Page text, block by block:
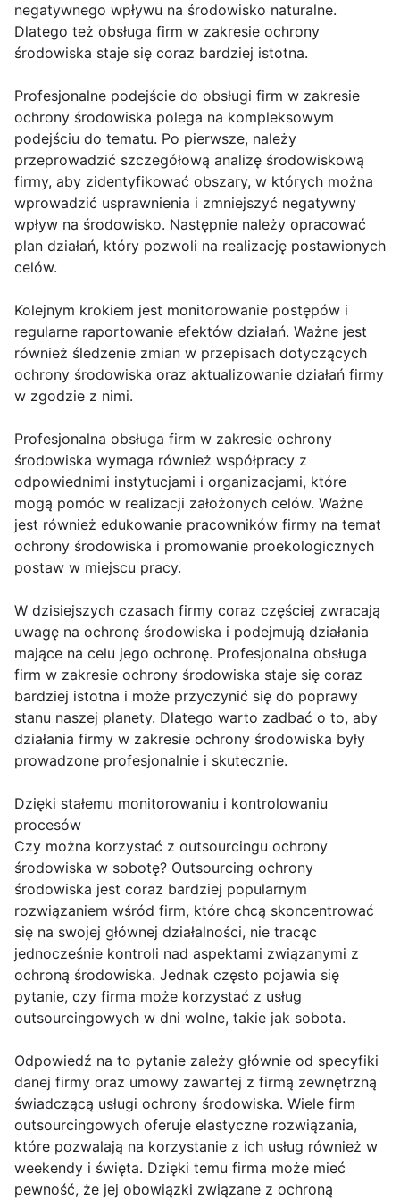
negatywnego wpływu na środowisko naturalne.
Dlatego też obsługa firm w zakresie ochrony
środowiska staje się coraz bardziej istotna.
Profesjonalne podejście do obsługi firm w zakresie
ochrony środowiska polega na kompleksowym
podejściu do tematu. Po pierwsze, należy
przeprowadzić szczegółową analizę środowiskową
firmy, aby zidentyfikować obszary, w których można
wprowadzić usprawnienia i zmniejszyć negatywny
wpływ na środowisko. Następnie należy opracować
plan działań, który pozwoli na realizację postawionych
celów.
Kolejnym krokiem jest monitorowanie postępów i
regularne raportowanie efektów działań. Ważne jest
również śledzenie zmian w przepisach dotyczących
ochrony środowiska oraz aktualizowanie działań firmy
w zgodzie z nimi.
Profesjonalna obsługa firm w zakresie ochrony
środowiska wymaga również współpracy z
odpowiednimi instytucjami i organizacjami, które
mogą pomóc w realizacji założonych celów. Ważne
jest również edukowanie pracowników firmy na temat
ochrony środowiska i promowanie proekologicznych
postaw w miejscu pracy.
W dzisiejszych czasach firmy coraz częściej zwracają
uwagę na ochronę środowiska i podejmują działania
mające na celu jego ochronę. Profesjonalna obsługa
firm w zakresie ochrony środowiska staje się coraz
bardziej istotna i może przyczynić się do poprawy
stanu naszej planety. Dlatego warto zadbać o to, aby
działania firmy w zakresie ochrony środowiska były
prowadzone profesjonalnie i skutecznie.
Dzięki stałemu monitorowaniu i kontrolowaniu
procesów
Czy można korzystać z outsourcingu ochrony
środowiska w sobotę? Outsourcing ochrony
środowiska jest coraz bardziej popularnym
rozwiązaniem wśród firm, które chcą skoncentrować
się na swojej głównej działalności, nie tracąc
jednocześnie kontroli nad aspektami związanymi z
ochroną środowiska. Jednak często pojawia się
pytanie, czy firma może korzystać z usług
outsourcingowych w dni wolne, takie jak sobota.
Odpowiedź na to pytanie zależy głównie od specyfiki
danej firmy oraz umowy zawartej z firmą zewnętrzną
świadczącą usługi ochrony środowiska. Wiele firm
outsourcingowych oferuje elastyczne rozwiązania,
które pozwalają na korzystanie z ich usług również w
weekendy i święta. Dzięki temu firma może mieć
pewność, że jej obowiązki związane z ochroną